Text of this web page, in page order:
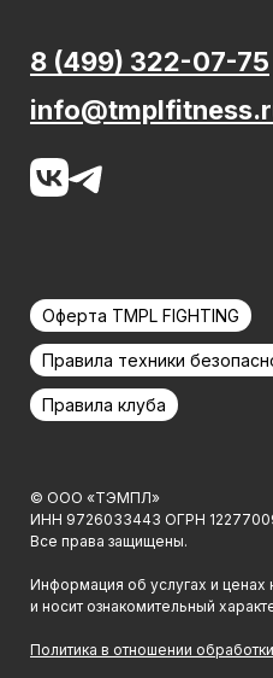
8 (499) 322-07-75
Оферта TMPL FIGHTING
Правила техники
Правила клуба
© ООО «ТЭМПЛ»
ИНН 9726033443 ОГРН
Все права защищены.
Информация об услугах и ценах
и носит ознакомительный
Политика в отношении